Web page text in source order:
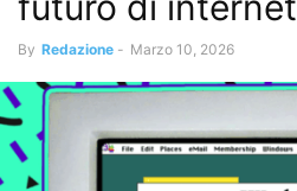
By Redazione - Marzo 10, 2026